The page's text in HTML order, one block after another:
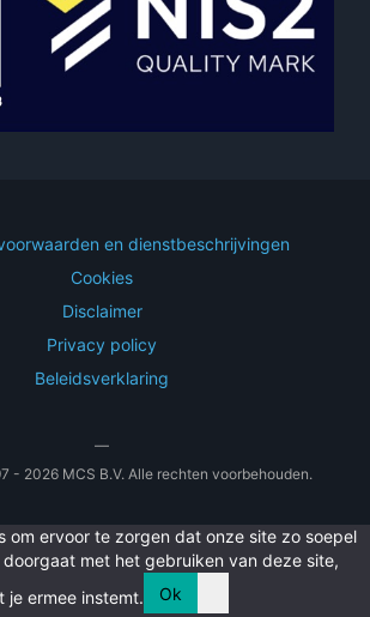
en dienstbeschrijvingen
Cookies
Disclaimer
Privacy policy
Beleidsverklaring
—
- 2026 MCS B.V. Alle rechten voorbehouden.
om ervoor te zorgen dat onze site zo soepel
met het gebruiken van deze site,
je ermee instemt.
Ok